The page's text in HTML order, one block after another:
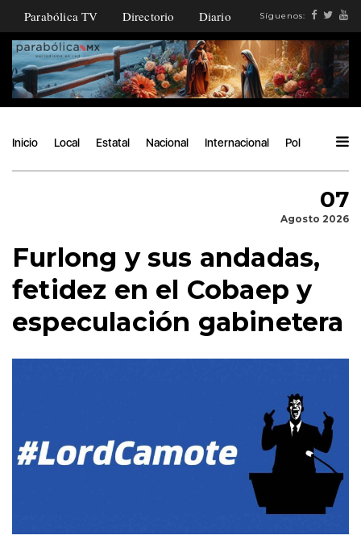
Parabólica TV Directorio Diario Síguenos:
Inicio Local Estatal Nacional Internacional Política
07
Agosto 2026
Furlong y sus andadas,
fetidez en el Cobaep y
especulación gabinetera